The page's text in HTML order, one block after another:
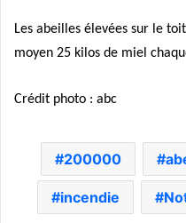
Les abeilles élevées sur le
moyen 25 kilos de miel
Crédit photo : abc
200000
incendie